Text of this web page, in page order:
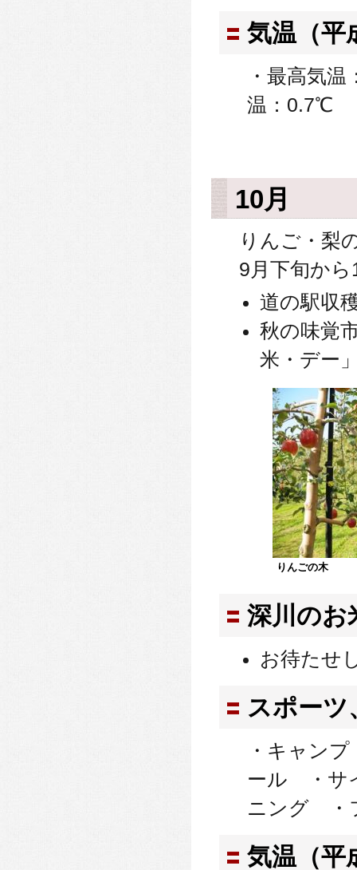
気温（平
・最高気
温：0.7℃
10月
りんご・梨
9月下旬か
道の駅収
秋の味覚
米・デー
りんごの木
深川のお
お待たせ
スポーツ
・キャン
ール ・サ
ニング ・
気温（平